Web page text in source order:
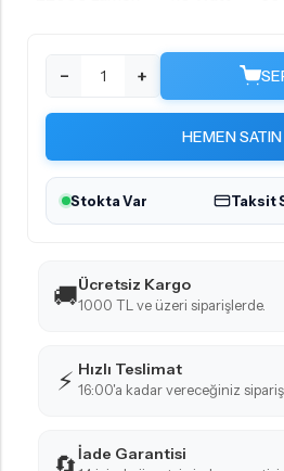
− +
HEMEN
Stokta Var Taksit
🚚Ücretsiz Kargo
1000 TL ve üzeri siparişlerde.
⚡ Hızlı Teslimat
16:00'a kadar vereceğiniz
İade Garantisi